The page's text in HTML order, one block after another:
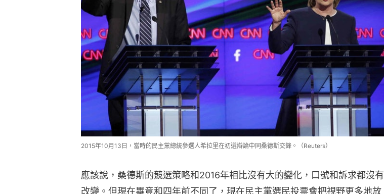
2015年10月13日，當時的民主黨總統參選人希拉里在初選辯論中同桑德斯交鋒。（Reuters）
應該說，桑德斯的競選策略和2016年相比沒有大的變化，口號和訴求都沒有
改變。但現在畢竟和四年前不同了，現在民主黨選民投票會把視野更多地放